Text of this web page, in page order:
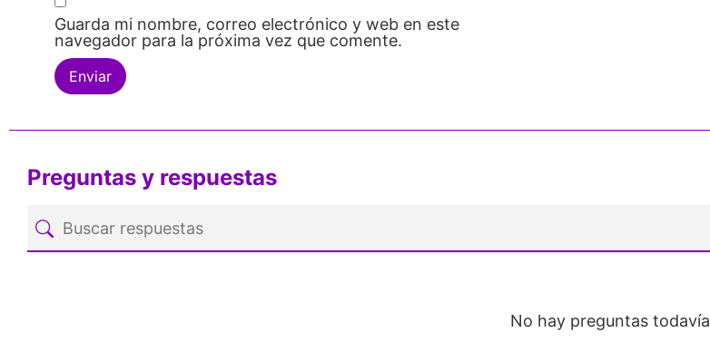
Guarda mi nombre, correo electrónico y web en este
navegador para la próxima vez que comente.
Preguntas y respuestas
No hay preguntas todavía